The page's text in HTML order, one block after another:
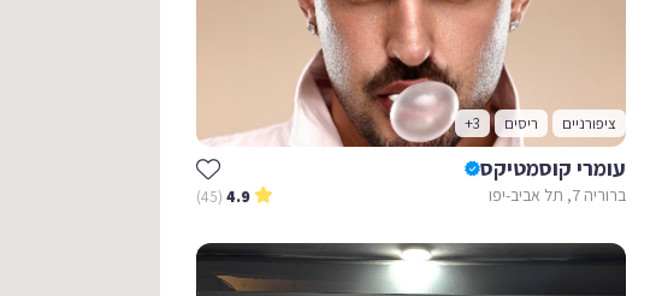
ציפורניים ריסים +3
עומרי קוסמטיקס
ברוריה 7, תל אביב-יפו 4.9
(45)